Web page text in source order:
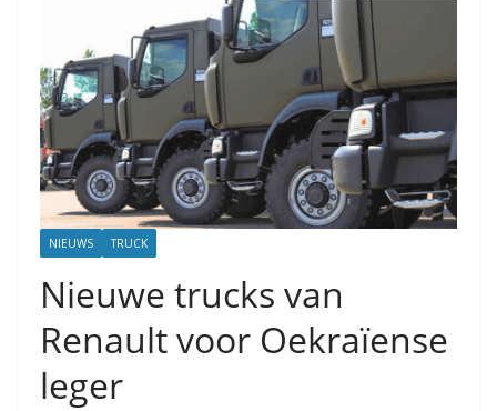
NIEUWS TRUCK
Nieuwe trucks van
Renault voor Oekraïense
leger